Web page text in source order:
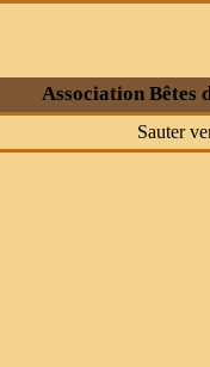
Association Bêtes
Sauter